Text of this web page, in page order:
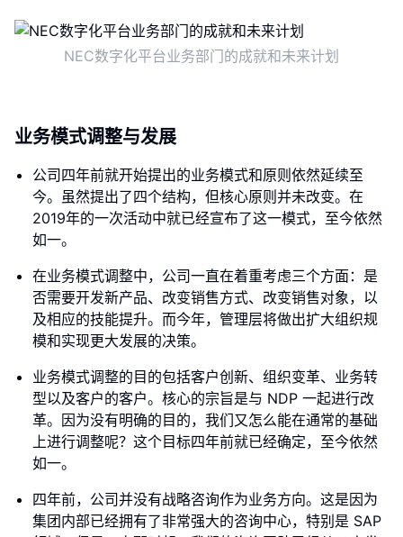
NEC数字化平台业务部门的成就和未来计划
业务模式调整与发展
公司四年前就开始提出的业务模式和原则依然延续至
今。虽然提出了四个结构，但核心原则并未改变。在
2019年的一次活动中就已经宣布了这一模式，至今依然
如一。
在业务模式调整中，公司一直在着重考虑三个方面：是
否需要开发新产品、改变销售方式、改变销售对象，以
及相应的技能提升。而今年，管理层将做出扩大组织规
模和实现更大发展的决策。
业务模式调整的目的包括客户创新、组织变革、业务转
型以及客户的客户。核心的宗旨是与 NDP 一起进行改
革。因为没有明确的目的，我们又怎么能在通常的基础
上进行调整呢？这个目标四年前就已经确定，至今依然
如一。
四年前，公司并没有战略咨询作为业务方向。这是因为
集团内部已经拥有了非常强大的咨询中心，特别是 SAP